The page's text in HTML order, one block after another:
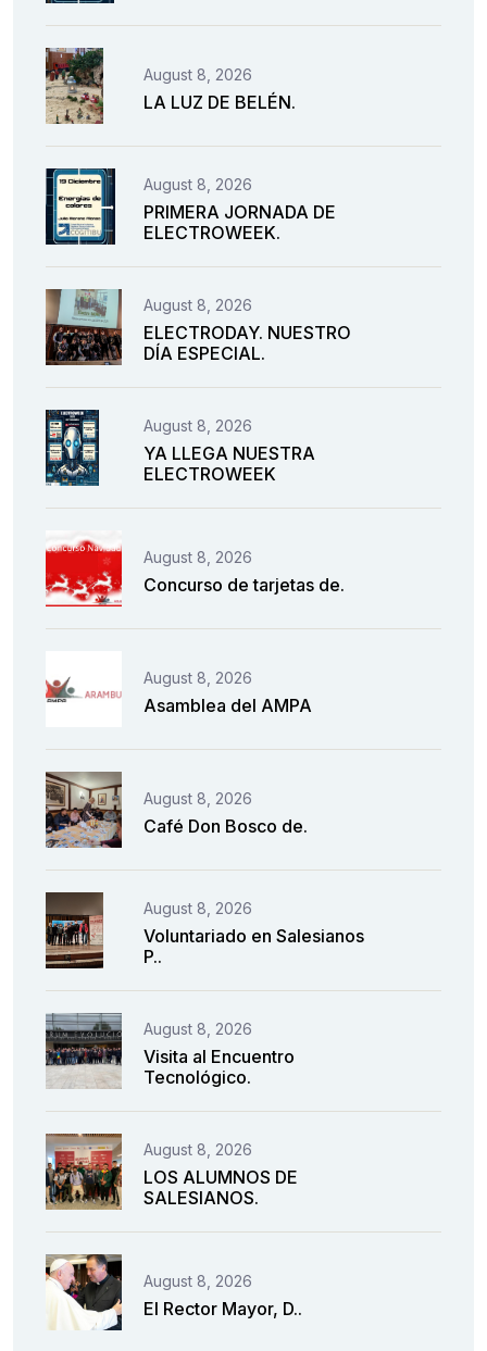
August 8, 2026
LA LUZ DE BELÉN.
August 8, 2026
PRIMERA JORNADA DE
ELECTROWEEK.
August 8, 2026
ELECTRODAY. NUESTRO
DÍA ESPECIAL.
August 8, 2026
YA LLEGA NUESTRA
ELECTROWEEK
August 8, 2026
Concurso de tarjetas de.
August 8, 2026
Asamblea del AMPA
August 8, 2026
Café Don Bosco de.
August 8, 2026
Voluntariado en Salesianos
P..
August 8, 2026
Visita al Encuentro
Tecnológico.
August 8, 2026
LOS ALUMNOS DE
SALESIANOS.
August 8, 2026
El Rector Mayor, D..